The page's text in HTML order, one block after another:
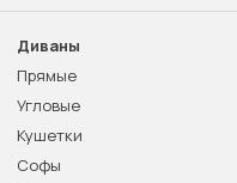
Диваны
Прямые
Угловые
Кушетки
Софы